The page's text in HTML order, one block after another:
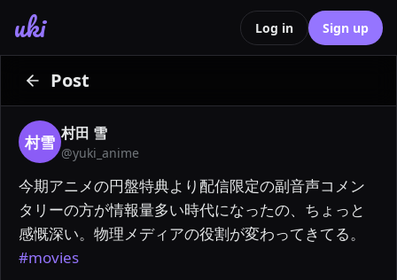
uki Log in Sign up
Post
村雪 村田 雪
@yuki_anime
今期アニメの円盤特典より配信限定の副音声コメン
タリーの方が情報量多い時代になったの、ちょっと
#movies